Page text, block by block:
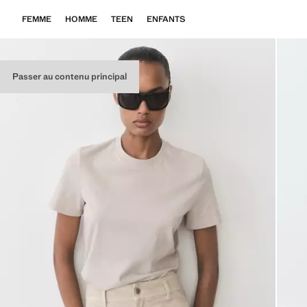
Passer au contenu principal
FEMME HOMME TEEN ENFANTS